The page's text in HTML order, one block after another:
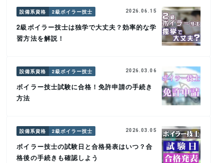
設備系資格 2級ボイラー技士 2026.06.15
2級ボイラー技士は独学で大丈夫？効率的な学
習方法を解説！
設備系資格 2級ボイラー技士 2026.03.06
ボイラー技士試験に合格！免許申請の手続き
方法
設備系資格 2級ボイラー技士 2026.03.05
ボイラー技士の試験日と合格発表はいつ？合
格後の手続きも確認しよう